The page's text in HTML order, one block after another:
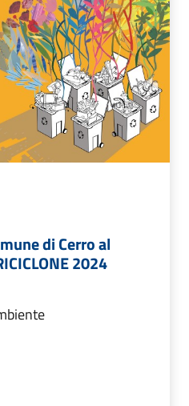
di Cerro al
2024